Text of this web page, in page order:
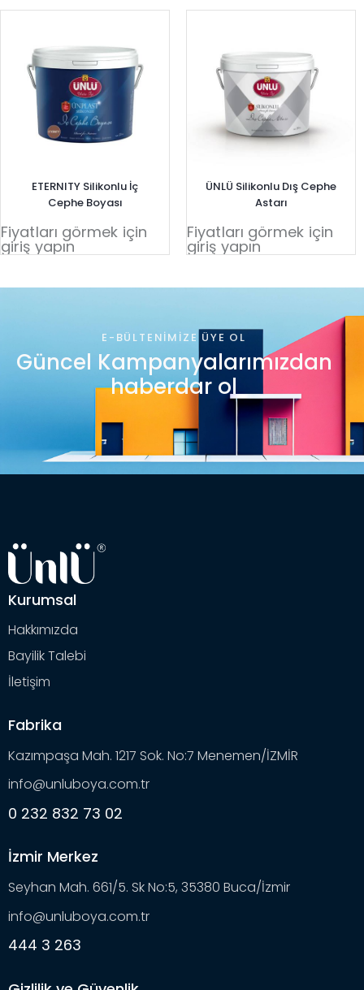
ETERNITY Silikonlu İç
Cephe Boyası
Fiyatları görmek için
giriş yapın
ÜNLÜ Silikonlu Dış Cephe
Astarı
Fiyatları görmek için
giriş yapın
E-BÜLTENIMIZE ÜYE OL
Güncel Kampanyalarımızdan
haberdar ol
Kurumsal
Hakkımızda
Bayilik Talebi
İletişim
Fabrika
Kazımpaşa Mah. 1217 Sok. No:7 Menemen/İZMİR
info@unluboya.com.tr
0 232 832 73 02
İzmir Merkez
Seyhan Mah. 661/5. Sk No:5, 35380 Buca/İzmir
info@unluboya.com.tr
444 3 263